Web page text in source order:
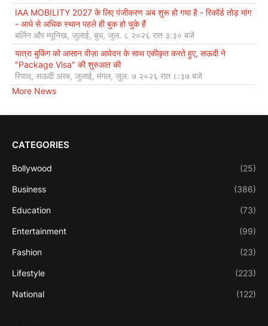
IAA MOBILITY 2027 के लिए पंजीकरण अब शुरू हो गया है - रिकॉर्ड तोड़ मांग
- आधे से अधिक स्थान पहले ही बुक हो चुके हैं
बर्लिन और म्यूनिख, जुलाई, बुध, जुल. ८ २०२६ रात ३:३० बजे
यात्रा बुकिंग को आसान वीज़ा आवेदन के साथ एकीकृत करते हुए, सऊदी ने
"Package Visa" की शुरुआत की
रियाद, सऊदी अरब, जुलाई, मंगल, जुल. ७ २०२६ रात ८:३७ बजे
More News
CATEGORIES
Bollywood (25)
Business (386)
Education (73)
Entertainment (99)
Fashion (23)
Lifestyle (223)
National (122)